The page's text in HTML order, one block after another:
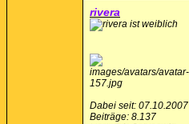
rivera
Dabei seit: 07.10.2007
Beiträge: 8.137